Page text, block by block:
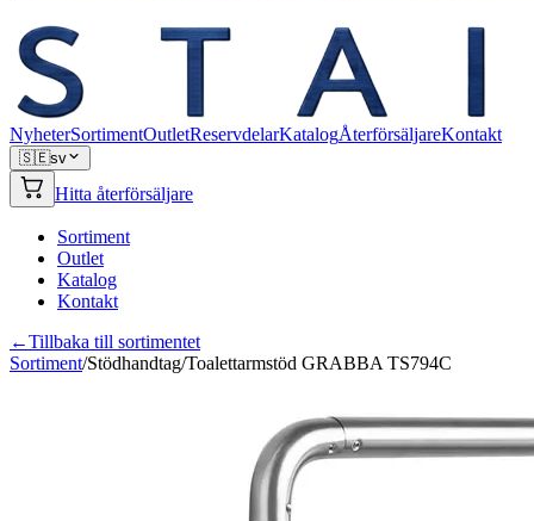
NyheterSortimentOutletReservdelarKatalogÅterförsäljareKontakt
🇸🇪sv
Hitta återförsäljare
Sortiment
Outlet
Katalog
Kontakt
←Tillbaka till sortimentet
Sortiment/Stödhandtag/Toalettarmstöd GRABBA TS794C